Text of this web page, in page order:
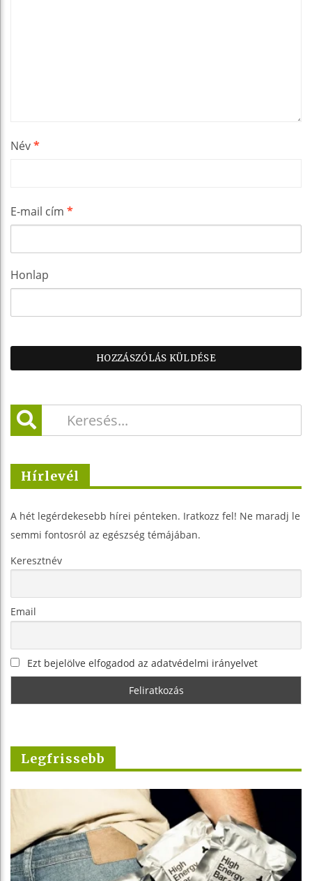
Név*
E-mail cím *
Honlap
Hírlevél
A hét legérdekesebb hírei pénteken. Iratkozz fel! Ne maradj le
semmi fontosról az egészség témájában.
Keresztnév
Email
Ezt bejelölve elfogadod az adatvédelmi irányelvet
Legfrissebb